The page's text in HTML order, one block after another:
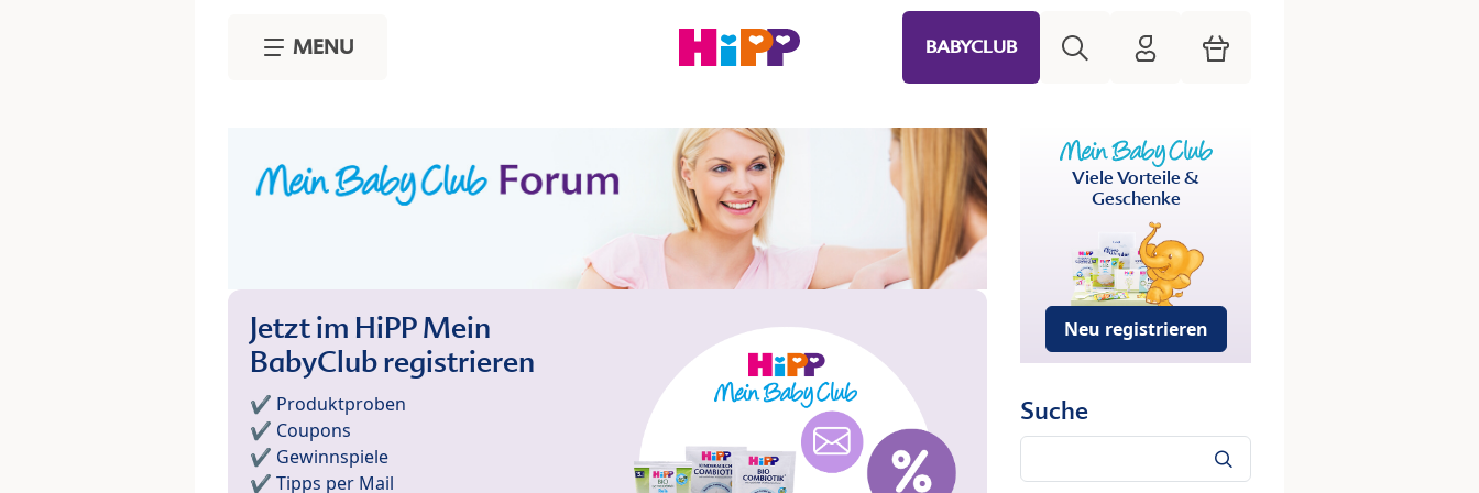
MENU BABYCLUB HiPP Mein Babyclub
Warenkorb
Jetzt im HiPP Mein
BabyClub registrieren
✔️ Produktproben
✔️ Coupons
✔️ Gewinnspiele
✔️ Tipps per Mail
Viele Vorteile &
Geschenke
Neu registrieren
Suche